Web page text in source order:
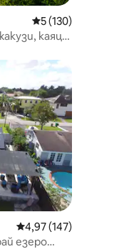
Средна оценка: 5
5 (130)
каяци,
Средна оценка: 4,97
4,97 (147)
езеро